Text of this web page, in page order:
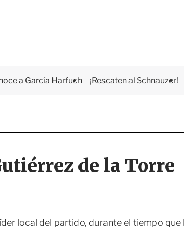
a García Harfuch ¡Rescaten al Schnauzer!
de la Torre
local del partido, durante el tiempo que